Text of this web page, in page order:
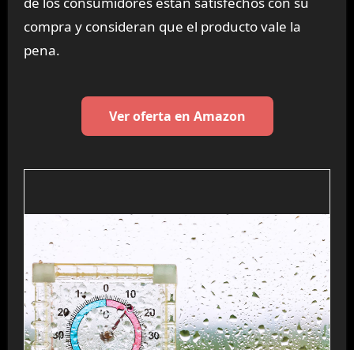
compra y consideran que el producto vale la
pena.
Ver oferta en Amazon